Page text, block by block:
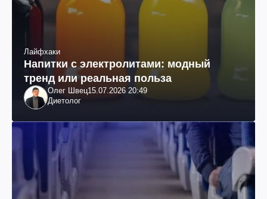
Лайфхаки
Напитки с электролитами: модный
тренд или реальная польза
Олег Швец15.07.2026 20:49
Диетолог